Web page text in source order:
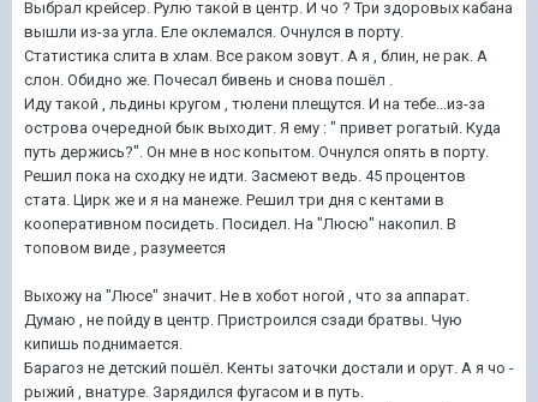
Выбрал крейсер. Рулю такой в центр. И чо ? Три здоровых кабана
вышли из-за угла. Еле оклемался. Очнулся в порту.
Статистика слита в хлам. Все раком зовут. А я , блин, не рак. А
слон. Обидно же. Почесал бивень и снова пошёл .
Иду такой , льдины кругом , тюлени плещутся. И на тебе...из-за
острова очередной бык выходит. Я ему : " привет рогатый. Куда
путь держись?". Он мне в нос копытом. Очнулся опять в порту.
Решил пока на сходку не идти. Засмеют ведь. 45 процентов
стата. Цирк же и я на манеже. Решил три дня с кентами в
кооперативном посидеть. Посидел. На "Люсю" накопил. В
топовом виде , разумеется
Выхожу на "Люсе" значит. Не в хобот ногой , что за аппарат.
Думаю , не пойду в центр. Пристроился сзади братвы. Чую
кипишь поднимается.
Барагоз не детский пошёл. Кенты заточки достали и орут. А я чо -
рыжий , внатуре. Зарядился фугасом и в путь.